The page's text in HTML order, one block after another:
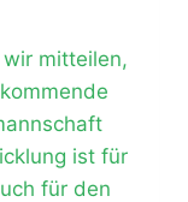
mitteilen,
ist für
für den